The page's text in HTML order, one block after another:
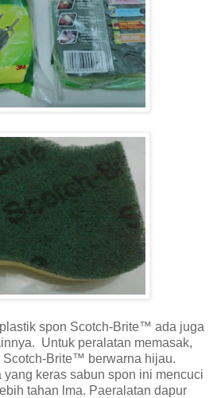
spon Scotch-Brite™ ada juga
Untuk peralatan memasak,
Scotch-Brite™ berwarna hijau.
yang keras sabun spon ini mencuci
tahan lma. Paeralatan dapur